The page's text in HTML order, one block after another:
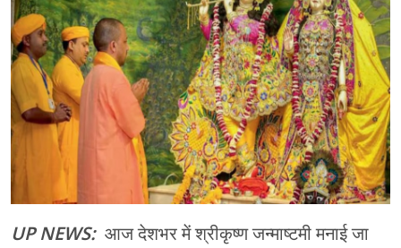
UP NEWS: आज देशभर में श्रीकृष्‍ण जन्‍माष्‍टमी मनाई जा
मुरादाबाद
गोरखपुर
प्रयागराज